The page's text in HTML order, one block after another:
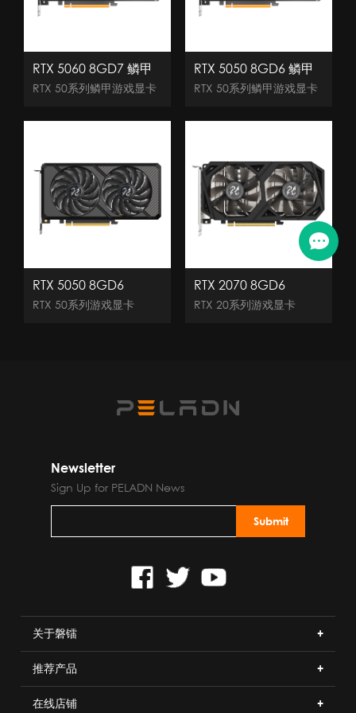
RTX 5060 8GD7 鳞甲
RTX 50系列鳞甲游戏显卡
RTX 5050 8GD6 鳞甲
RTX 50系列鳞甲游戏显卡
RTX 5050 8GD6
RTX 50系列游戏显卡
RTX 2070 8GD6
RTX 20系列游戏显卡
关于磐镭
推荐产品
在线店铺
Newsletter
Sign Up for PELADN News